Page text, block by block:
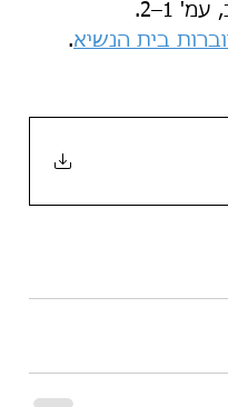
1–2.
בית הנשיא.